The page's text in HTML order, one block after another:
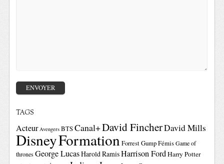
TAGS
Acteur Avengers BTSCanal+David FincherDavid Mills
DisneyFormationForrest GumpFémis Game of
thrones George LucasHarold RamisHarrison FordHarry Potter